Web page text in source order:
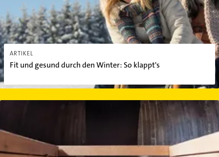
ARTIKEL
Fit und gesund durch den Winter: So klappt's
Warum die Sauna gut für unsere Gesundheit sein soll